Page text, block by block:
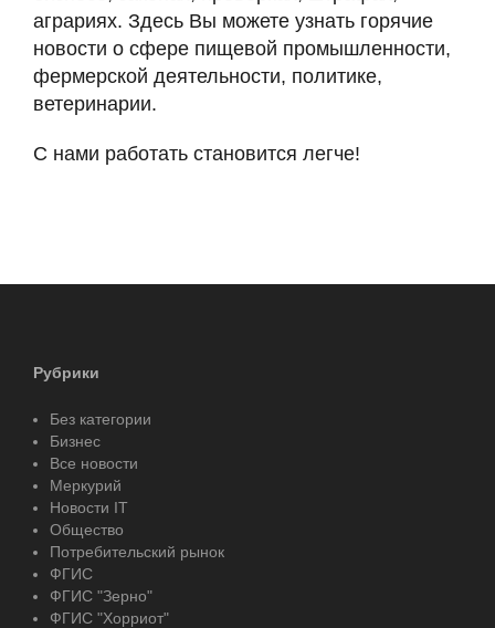
аграриях. Здесь Вы можете узнать горячие
новости о сфере пищевой промышленности,
фермерской деятельности, политике,
ветеринарии.
С нами работать становится легче!
Рубрики
Без категории
Бизнес
Все новости
Меркурий
Новости IT
Общество
Потребительский рынок
ФГИС
ФГИС "Зерно"
ФГИС "Хорриот"